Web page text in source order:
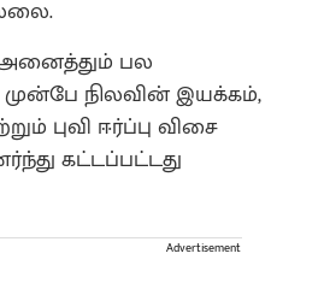
பல
முன்பே நிலவின் இயக்கம்,
புவி ஈர்ப்பு விசை
கட்டப்பட்டது
Advertisement